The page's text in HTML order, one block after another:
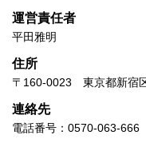
運営責任者
平田雅明
住所
〒160-0023 東京都新宿
連絡先
電話番号：0570-063-666